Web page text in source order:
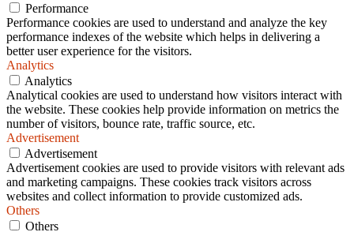
Performance
Performance cookies are used to understand and analyze the key
performance indexes of the website which helps in delivering a
better user experience for the visitors.
Analytics
Analytics
Analytical cookies are used to understand how visitors interact with
the website. These cookies help provide information on metrics the
number of visitors, bounce rate, traffic source, etc.
Advertisement
Advertisement
Advertisement cookies are used to provide visitors with relevant ads
and marketing campaigns. These cookies track visitors across
websites and collect information to provide customized ads.
Others
Others